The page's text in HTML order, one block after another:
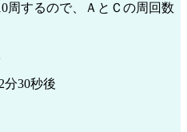
周するので、ＡとＣの周回数
30秒後